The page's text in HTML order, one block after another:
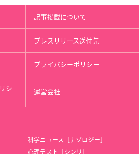
記事掲載について
プレスリリース送付先
プライバシーポリシー
シ 運営会社
科学ニュース［ナゾロジー］
心理テスト［シンリ］